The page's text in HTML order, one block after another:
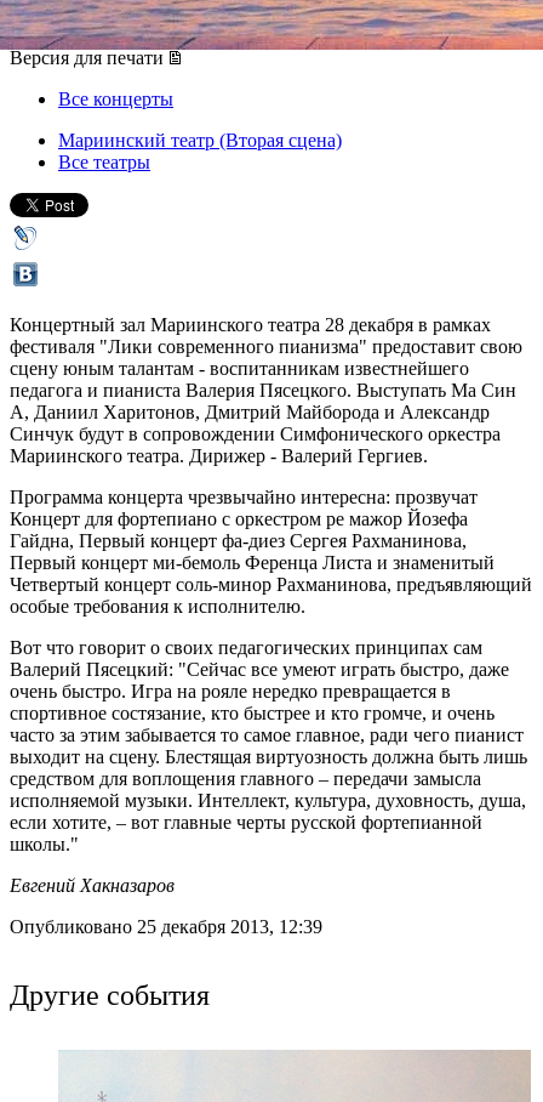
28 декабря 2013, суббота,15.00
Версия для печати
Все концерты
Мариинский театр (Вторая сцена)
Все театры
Концертный зал Мариинского театра 28 декабря в рамках
фестиваля "Лики современного пианизма" предоставит свою
сцену юным талантам - воспитанникам известнейшего
педагога и пианиста Валерия Пясецкого. Выступать Ма Син
А, Даниил Харитонов, Дмитрий Майборода и Александр
Синчук будут в сопровождении Симфонического оркестра
Мариинского театра. Дирижер - Валерий Гергиев.
Программа концерта чрезвычайно интересна: прозвучат
Концерт для фортепиано с оркестром ре мажор Йозефа
Гайдна, Первый концерт фа-диез Сергея Рахманинова,
Первый концерт ми-бемоль Ференца Листа и знаменитый
Четвертый концерт соль-минор Рахманинова, предъявляющий
особые требования к исполнителю.
Вот что говорит о своих педагогических принципах сам
Валерий Пясецкий: "Сейчас все умеют играть быстро, даже
очень быстро. Игра на рояле нередко превращается в
спортивное состязание, кто быстрее и кто громче, и очень
часто за этим забывается то самое главное, ради чего пианист
выходит на сцену. Блестящая виртуозность должна быть лишь
средством для воплощения главного – передачи замысла
исполняемой музыки. Интеллект, культура, духовность, душа,
если хотите, – вот главные черты русской фортепианной
школы."
Евгений Хакназаров
Опубликовано 25 декабря 2013, 12:39
Другие события